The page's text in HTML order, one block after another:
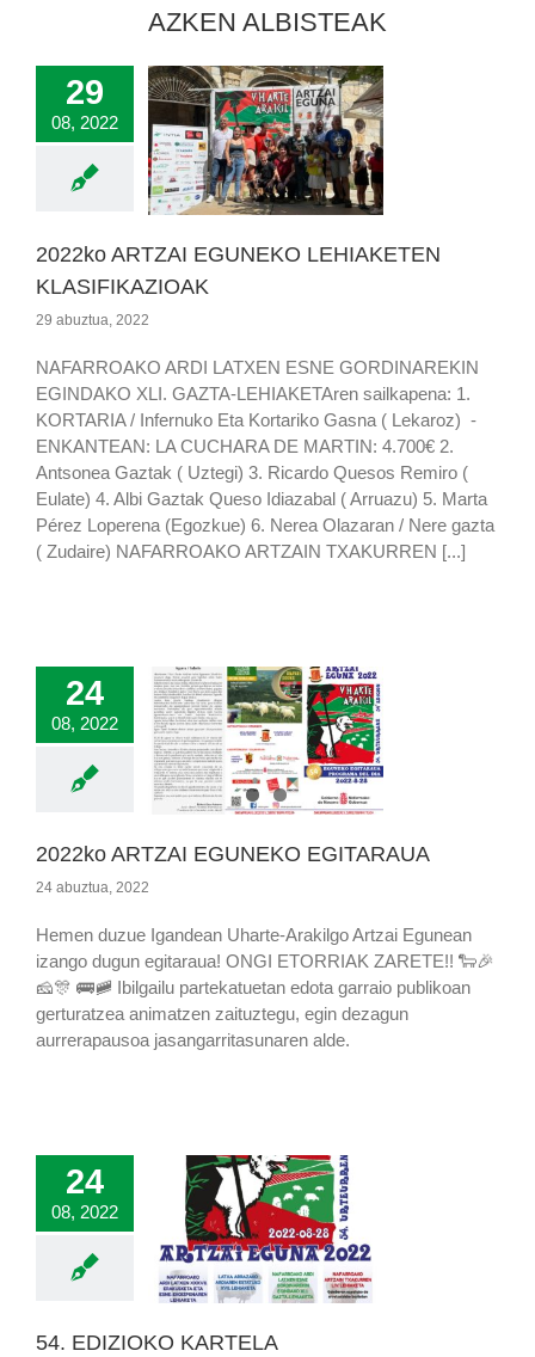
AZKEN ALBISTEAK
29
08, 2022
2022ko ARTZAI EGUNEKO LEHIAKETEN
KLASIFIKAZIOAK
29 abuztua, 2022
NAFARROAKO ARDI LATXEN ESNE GORDINAREKIN
EGINDAKO XLI. GAZTA-LEHIAKETAren sailkapena: 1.
KORTARIA / Infernuko Eta Kortariko Gasna ( Lekaroz) -
ENKANTEAN: LA CUCHARA DE MARTIN: 4.700€ 2.
Antsonea Gaztak ( Uztegi) 3. Ricardo Quesos Remiro (
Eulate) 4. Albi Gaztak Queso Idiazabal ( Arruazu) 5. Marta
Pérez Loperena (Egozkue) 6. Nerea Olazaran / Nere gazta
( Zudaire) NAFARROAKO ARTZAIN TXAKURREN [...]
24
08, 2022
2022ko ARTZAI EGUNEKO EGITARAUA
24 abuztua, 2022
Hemen duzue Igandean Uharte-Arakilgo Artzai Egunean
izango dugun egitaraua! ONGI ETORRIAK ZARETE!! 🐑🎉
🧀🎊 🚌🚞 Ibilgailu partekatuetan edota garraio publikoan
gerturatzea animatzen zaituztegu, egin dezagun
aurrerapausoa jasangarritasunaren alde.
24
08, 2022
54. EDIZIOKO KARTELA